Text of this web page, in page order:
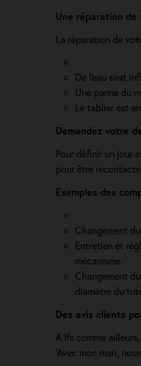
Une réparation
La réparation de
De l'eau s'est
Une panne du
Le tablier est
Demandez votre
Pour définir un jour
pour être
Exemples des
Changement
Entretien et
mécanisme.
Changement
diamètre du
Des avis clients
A Ifs comme
'Avec mon mari,